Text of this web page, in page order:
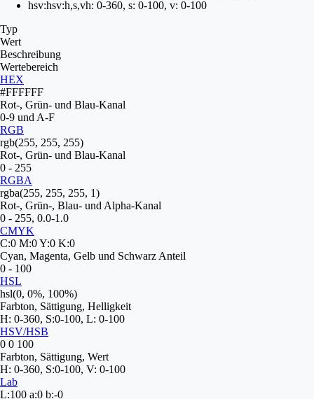
hsv:hsv:h,s,vh: 0-360, s: 0-100, v: 0-100
Typ
Wert
Beschreibung
Wertebereich
HEX
#FFFFFF
Rot-, Grün- und Blau-Kanal
0-9 und A-F
RGB
rgb(255, 255, 255)
Rot-, Grün- und Blau-Kanal
0 - 255
RGBA
rgba(255, 255, 255, 1)
Rot-, Grün-, Blau- und Alpha-Kanal
0 - 255, 0.0-1.0
CMYK
C:0 M:0 Y:0 K:0
Cyan, Magenta, Gelb und Schwarz Anteil
0 - 100
HSL
hsl(0, 0%, 100%)
Farbton, Sättigung, Helligkeit
H: 0-360, S:0-100, L: 0-100
HSV/HSB
0 0 100
Farbton, Sättigung, Wert
H: 0-360, S:0-100, V: 0-100
Lab
L:100 a:0 b:-0